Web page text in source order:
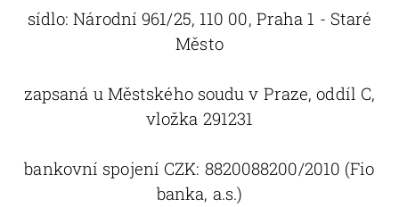
sídlo:Národní 961/25, 110 00, Praha 1 - Staré
Město
zapsaná u Městského soudu v Praze, oddíl C,
vložka 291231
bankovní spojení CZK: 8820088200/2010 (Fio
banka, a.s.)